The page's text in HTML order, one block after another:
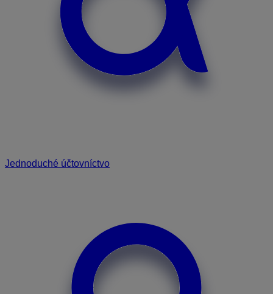
Jednoduché účtovníctvo